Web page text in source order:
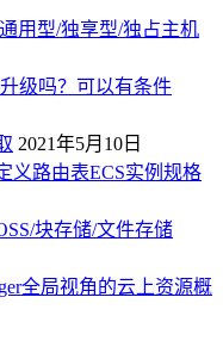
用型/独享型/独占主机
级吗？可以有条件
2021年5月10日
义路由表ECS实例规格
块存储/文件存储
全局视角的云上资源概